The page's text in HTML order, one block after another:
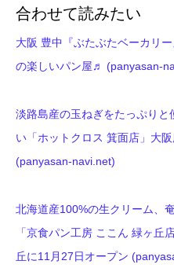
合わせて読みたい
大阪 豊中『ぶたぶたベーカリ
の楽しいパン屋♬ (panyasan-
淡路島産の玉ねぎをたっぷり
い「ホットクロス 箕面店」大
(panyasan-navi.net)
北海道産100%の生クリーム、
「京食パン工房 ここん 緑ヶ丘
丘に11月27日オープン